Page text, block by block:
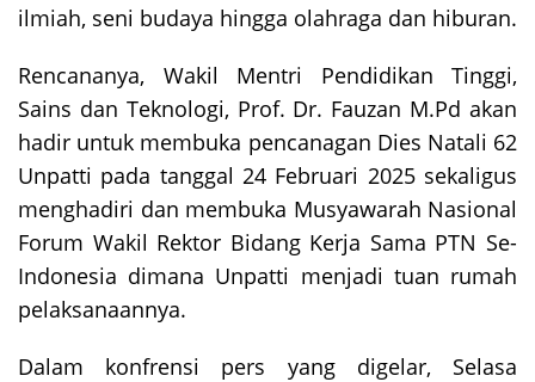
ilmiah, seni budaya hingga olahraga dan hiburan.
Rencananya, Wakil Mentri Pendidikan Tinggi,
Sains dan Teknologi, Prof. Dr. Fauzan M.Pd akan
hadir untuk membuka pencanagan Dies Natali 62
Unpatti pada tanggal 24 Februari 2025 sekaligus
menghadiri dan membuka Musyawarah Nasional
Forum Wakil Rektor Bidang Kerja Sama PTN Se-
Indonesia dimana Unpatti menjadi tuan rumah
pelaksanaannya.
Dalam konfrensi pers yang digelar, Selasa